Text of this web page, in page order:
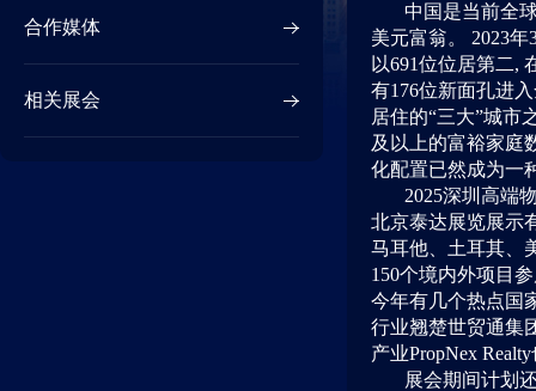
合作媒体
相关展会
中国是当前全
美元富翁。
2023年
以691位位居第二,
有176位新面孔进
居住的“三大”城市
及以上的富裕家庭
化配置已然成为一
2025深圳高端
北京泰达展览展示
马耳他、土耳其、
150个境内外项目
今年有几个热点国
行业翘楚世贸通集
产业PropNex Realty
展会期间计划